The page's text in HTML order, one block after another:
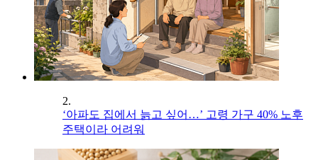
2.
‘아파도 집에서 늙고 싶어…’ 고령 가구 40% 노후
주택이라 어려워